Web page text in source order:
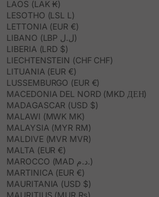
LAOS (LAK ₭)
LESOTHO (LSL L)
LETTONIA (EUR €)
LIBANO (LBP ل.ل)
LIBERIA (LRD $)
LIECHTENSTEIN (CHF CHF)
LITUANIA (EUR €)
LUSSEMBURGO (EUR €)
MACEDONIA DEL NORD (MKD ДЕН)
MADAGASCAR (USD $)
MALAWI (MWK MK)
MALAYSIA (MYR RM)
MALDIVE (MVR MVR)
MALTA (EUR €)
MAROCCO (MAD د.م.)
MARTINICA (EUR €)
MAURITANIA (USD $)